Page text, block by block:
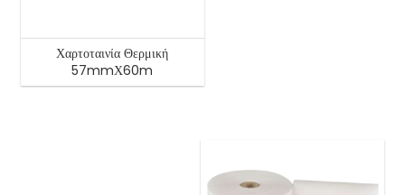
Χαρτοταινία Θερμική
57mmΧ60m